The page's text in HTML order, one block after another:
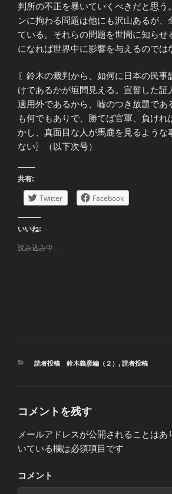
判所の不正を暴いていくべきだと思う
ンに拘わる問題は他にも沢山あるが、
ている。それらの問題を世間に知らせ
になれば世界中に影響を与えるのでは
〖鈴木の裁判から、如何に日本の民事
けであるかが垣間見える。宣誓した証
適用外であるから、嘘のつき放題であ
も何でもありで、勝てば官軍、負けれ
かし、真面目な人が馬鹿を見るような
ない〗（以下次号）
共有:
Twitter Facebook
いいね:
読み込み中...
カ
読者投稿 鈴木義彦編（２） , 読者投稿
コメントを残す
メールアドレスが公開されることはあ
いている欄は必須項目です
コメント